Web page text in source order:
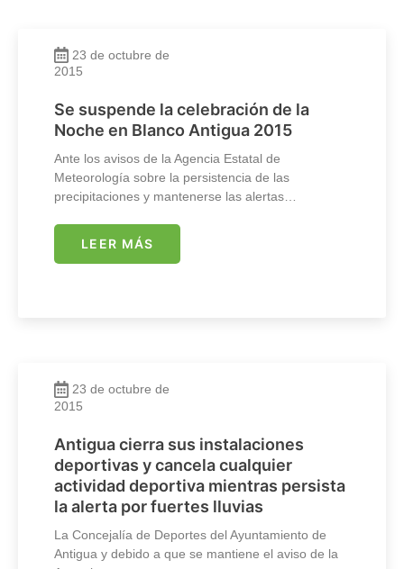
23 de octubre de
2015
Se suspende la celebración de la
Noche en Blanco Antigua 2015
Ante los avisos de la Agencia Estatal de
Meteorología sobre la persistencia de las
precipitaciones y mantenerse las alertas…
LEER MÁS
23 de octubre de
2015
Antigua cierra sus instalaciones
deportivas y cancela cualquier
actividad deportiva mientras persista
la alerta por fuertes lluvias
La Concejalía de Deportes del Ayuntamiento de
Antigua y debido a que se mantiene el aviso de la